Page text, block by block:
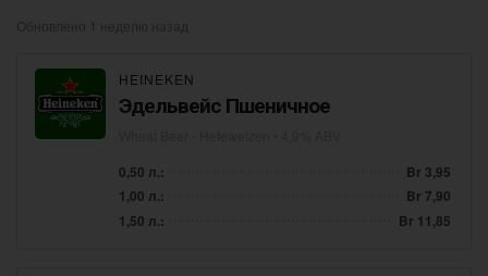
Обновлено 1 неделю назад
HEINEKEN
Эдельвейс Пшеничное
0,50 л.:
Br 3,95
1,00 л.:
Br 7,90
1,50 л.:
Br 11,85